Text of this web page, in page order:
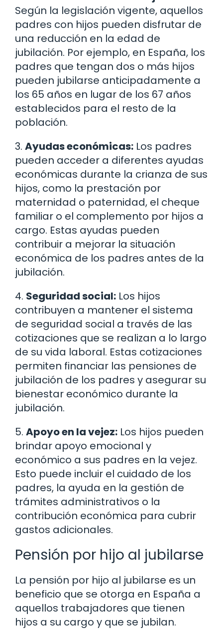
Según la legislación vigente, aquellos
padres con hijos pueden disfrutar de
una reducción en la edad de
jubilación. Por ejemplo, en España, los
padres que tengan dos o más hijos
pueden jubilarse anticipadamente a
los 65 años en lugar de los 67 años
establecidos para el resto de la
población.
3. Ayudas económicas: Los padres
pueden acceder a diferentes ayudas
económicas durante la crianza de sus
hijos, como la prestación por
maternidad o paternidad, el cheque
familiar o el complemento por hijos a
cargo. Estas ayudas pueden
contribuir a mejorar la situación
económica de los padres antes de la
jubilación.
4. Seguridad social: Los hijos
contribuyen a mantener el sistema
de seguridad social a través de las
cotizaciones que se realizan a lo largo
de su vida laboral. Estas cotizaciones
permiten financiar las pensiones de
jubilación de los padres y asegurar su
bienestar económico durante la
jubilación.
5. Apoyo en la vejez: Los hijos pueden
brindar apoyo emocional y
económico a sus padres en la vejez.
Esto puede incluir el cuidado de los
padres, la ayuda en la gestión de
trámites administrativos o la
contribución económica para cubrir
gastos adicionales.
Pensión por hijo al jubilarse
La pensión por hijo al jubilarse es un
beneficio que se otorga en España a
aquellos trabajadores que tienen
hijos a su cargo y que se jubilan.